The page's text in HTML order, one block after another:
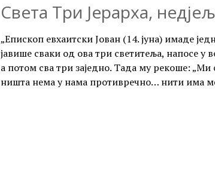
Света Три Јерарха,
„Епископ евхаитски Јован (14. јуна) имаде
јавише сваки од ова три светитеља, напосе у
а потом сва три заједно. Тада му рекоше:
ништа нема у нама противречно… нити има